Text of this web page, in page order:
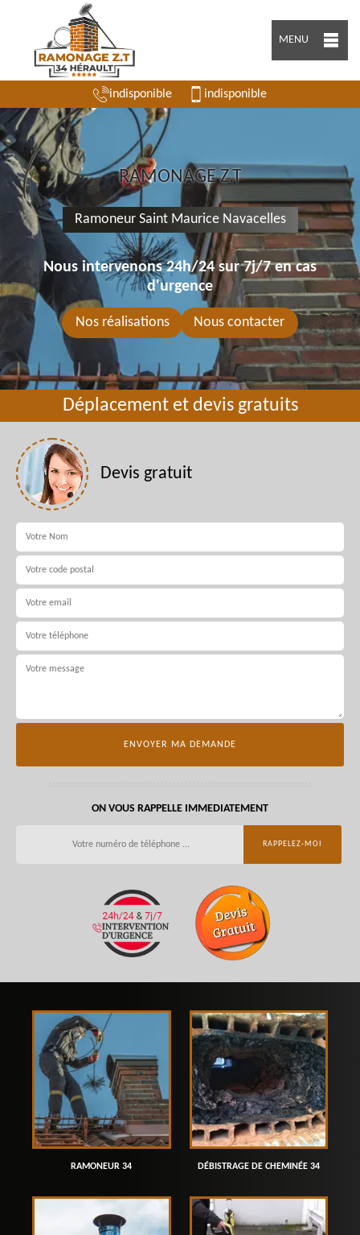
MENU
indisponible indisponible
RAMONAGE Z.T
Ramoneur Saint Maurice Navacelles
Nous intervenons 24h/24 sur 7j/7 en cas
d'urgence
Nos réalisations Nous contacter
Déplacement et devis gratuits
Devis gratuit
ON VOUS RAPPELLE IMMEDIATEMENT
RAMONEUR 34 DÉBISTRAGE DE CHEMINÉE 34